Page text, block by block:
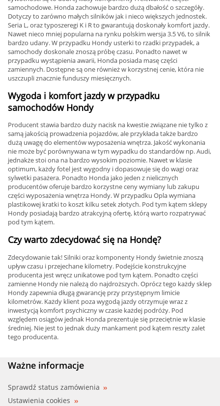
samochodowe. Honda zachowuje bardzo dużą dbałość o szczegóły.
Dotyczy to zarówno małych silników jak i nieco większych jednostek.
Seria L, oraz typoszeregi K i R to gwarantują doskonały komfort jazdy.
Nawet nieco mniej popularna na rynku polskim wersja 3.5 V6, to silnik
bardzo udany. W przypadku Hondy usterki to rzadki przypadek, a
samochody doskonale znoszą próbę czasu. Ponadto nawet w
przypadku wystąpienia awarii, Honda posiada masę części
zamiennych. Dostępne są one również w korzystnej cenie, która nie
uszczupli znacznie funduszy miesięcznych.
Wygoda i komfort jazdy w przypadku
samochodów Hondy
Producent stawia bardzo duży nacisk na kwestie związane nie tylko z
samą jakością prowadzenia pojazdów, ale przykłada także bardzo
dużą uwagę do elementów wyposażenia wnętrza. Jakość wykonania
nie może być porównywana w tym wypadku do standardów np. Audi,
jednakże stoi ona na bardzo wysokim poziomie. Nawet w klasie
optimum, każdy fotel jest wygodny i dopasowuje się do wagi oraz
sylwetki pasażera. Ponadto Honda jako jeden z nielicznych
producentów oferuje bardzo korzystne ceny wymiany lub zakupu
części wyposażenia wnętrza Hondy. W przypadku Opla wymiana
plastikowej kratki to koszt kilku setek złotych. Pod tym kątem sklepy
Hondy posiadają bardzo atrakcyjną ofertę, którą warto rozpatrywać
pod tym kątem.
Czy warto zdecydować się na Hondę?
Zdecydowanie tak! Silniki oraz komponenty Hondy świetnie znoszą
upływ czasu i przejechane kilometry. Podejście konstrukcyjne
producenta jest wręcz unikatowe pod tym kątem. Ponadto części
zamienne Hondy nie należą do najdroższych. Oprócz tego każdy sklep
Hondy zapewnia długą gwarancję przy przystępnym limicie
kilometrów. Każdy klient poza wygodą jazdy otrzymuje wraz z
inwestycją komfort psychiczny w czasie każdej podróży. Pod
względem osiągów jednak Honda prezentuje się przeciętnie w klasie
średniej. Nie jest to jednak duży mankament pod kątem reszty zalet
tego producenta.
Ważne informacje
Sprawdź status zamówienia
Ustawienia cookies